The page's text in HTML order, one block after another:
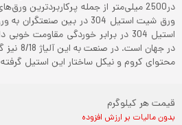
در2500 میلی‌متر از جمله
ورق شیت استیل 304 در بین
استیل 304 در برابر خوردگی مقاومت
در جهان
محتوای کروم و نیکل ساختار این استیل
قیمت هر کیلوگرم
بدون مالیات بر ارزش افزوده